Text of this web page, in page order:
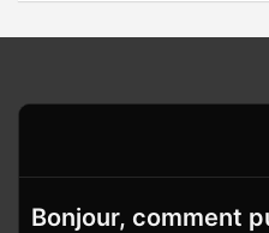
Bonjour, comment